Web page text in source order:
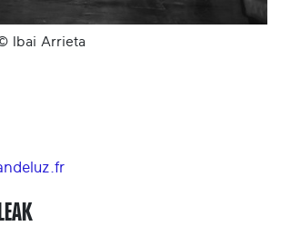
Ibai Arrieta